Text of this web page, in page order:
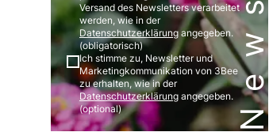
Versand des Newsletters verarbeitet
werden, wie in der
Datenschutzerklärungangegeben.
(obligatorisch)
Ich stimme zu, Newsletter und
Marketingkommunikation von 3Bee
zu erhalten, wie in der
Datenschutzerklärung angegeben.
(optional)